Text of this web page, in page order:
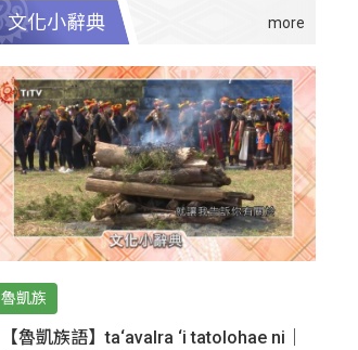
文化小辭典
魯凱族
【魯凱族語】ta‘avalra ‘i tatolohae ni｜